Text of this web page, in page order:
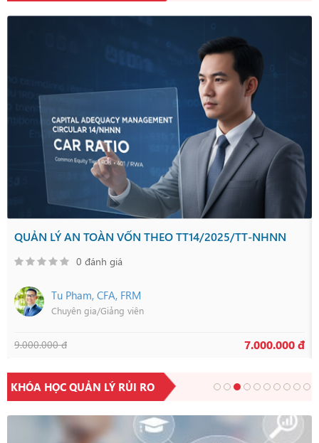
QUẢN LÝ AN TOÀN VỐN THEO TT14/2025/TT-NHNN
0 đánh giá
Tu Pham, CFA, FRM
Chuyên gia/Giảng viên
9.000.000 đ 7.000.000 đ
KHÓA HỌC QUẢN LÝ RỦI RO